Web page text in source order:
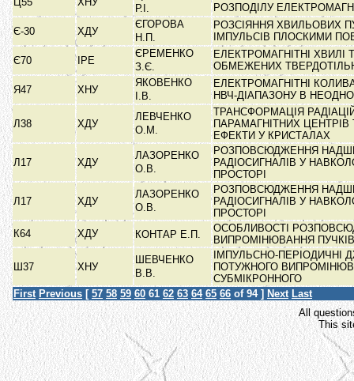
Р.І.
РОЗПОДІЛУ
Є-30
ХДУ
ЄГОРОВА
Н.П.
РОЗСІЯННЯ ХВИЛЬОВИХ
ІМПУЛЬСІВ ПЛОСКИМИ
Є70
ІРЕ
ЄРЕМЕНКО
З.Є.
ЕЛЕКТРОМАГНІТНІ ХВИЛІ
ОБМЕЖЕНИХ
Я47
ХНУ
ЯКОВЕНКО
І.В.
ЕЛЕКТРОМАГНІТНІ
НВЧ-ДІАПАЗОНУ В
Л38 ХДУ
ЛЕВЧЕНКО
О.М.
ТРАНСФОРМАЦІЯ
ПАРАМАГНІТНИХ ЦЕНТРІВ
ЕФЕКТИ У КРИСТАЛАХ
Л17 ХДУ
ЛАЗОРЕНКО
О.В.
РОЗПОВСЮДЖЕННЯ
РАДІОСИГНАЛІВ У
ПРОСТОРІ
Л17 ХДУ
ЛАЗОРЕНКО
О.В.
РОЗПОВСЮДЖЕННЯ
РАДІОСИГНАЛІВ У
ПРОСТОРІ
К64
ХДУ КОНТАР Е.П.
ОСОБЛИВОСТІ
ВИПРОМІНЮВАННЯ
Ш37 ХНУ
ШЕВЧЕНКО
В.В.
ІМПУЛЬСНО-ПЕРІОДИЧНІ
ПОТУЖНОГО
СУБМІКРОННОГО
First Previous [ 57 58 59 60 61 62 63 64 65 66 of 94 ] Next Last
All
This